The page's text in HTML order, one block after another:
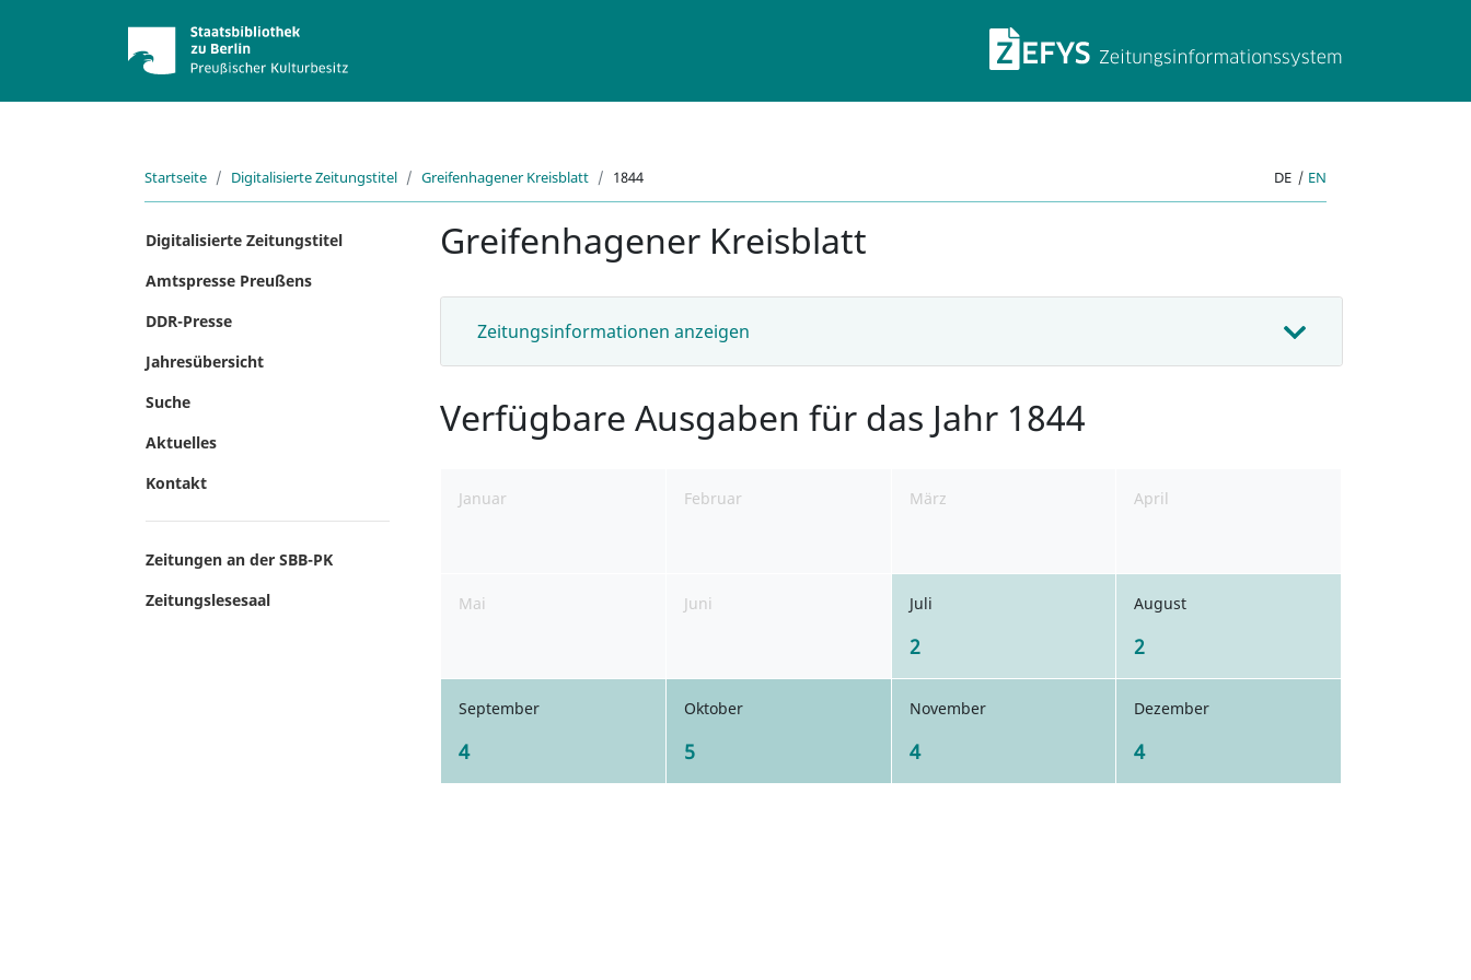
ZEFYS
Startseite Digitalisierte Zeitungstitel Greifenhagener Kreisblatt 1844 DE | EN
Digitalisierte Zeitungstitel
Amtspresse Preußens
DDR-Presse
Jahresübersicht
Suche
Aktuelles
Kontakt
Zeitungen an der SBB-PK
Zeitungslesesaal
Greifenhagener Kreisblatt
Zeitungsinformationen anzeigen
Verfügbare Ausgaben für das Jahr 1844
Januar Februar März April
Mai Juni Juli
2
August
2
September
4
Oktober
5
November
4
Dezember
4